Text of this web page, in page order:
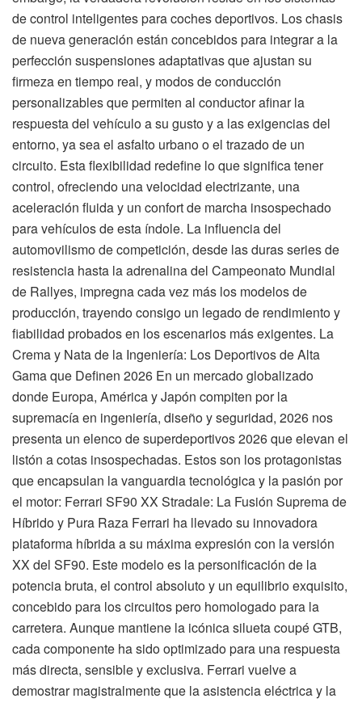
de control inteligentes para coches deportivos. Los chasis
de nueva generación están concebidos para integrar a la
perfección suspensiones adaptativas que ajustan su
firmeza en tiempo real, y modos de conducción
personalizables que permiten al conductor afinar la
respuesta del vehículo a su gusto y a las exigencias del
entorno, ya sea el asfalto urbano o el trazado de un
circuito. Esta flexibilidad redefine lo que significa tener
control, ofreciendo una velocidad electrizante, una
aceleración fluida y un confort de marcha insospechado
para vehículos de esta índole. La influencia del
automovilismo de competición, desde las duras series de
resistencia hasta la adrenalina del Campeonato Mundial
de Rallyes, impregna cada vez más los modelos de
producción, trayendo consigo un legado de rendimiento y
fiabilidad probados en los escenarios más exigentes. La
Crema y Nata de la Ingeniería: Los Deportivos de Alta
Gama que Definen 2026 En un mercado globalizado
donde Europa, América y Japón compiten por la
supremacía en ingeniería, diseño y seguridad, 2026 nos
presenta un elenco de superdeportivos 2026 que elevan el
listón a cotas insospechadas. Estos son los protagonistas
que encapsulan la vanguardia tecnológica y la pasión por
el motor: Ferrari SF90 XX Stradale: La Fusión Suprema de
Híbrido y Pura Raza Ferrari ha llevado su innovadora
plataforma híbrida a su máxima expresión con la versión
XX del SF90. Este modelo es la personificación de la
potencia bruta, el control absoluto y un equilibrio exquisito,
concebido para los circuitos pero homologado para la
carretera. Aunque mantiene la icónica silueta coupé GTB,
cada componente ha sido optimizado para una respuesta
más directa, sensible y exclusiva. Ferrari vuelve a
demostrar magistralmente que la asistencia eléctrica y la